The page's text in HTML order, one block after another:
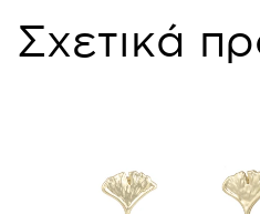
Σχετικά